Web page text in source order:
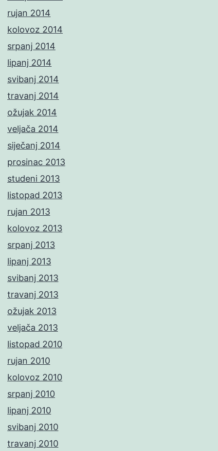
rujan 2014
kolovoz 2014
srpanj 2014
lipanj 2014
svibanj 2014
travanj 2014
ožujak 2014
veljača 2014
siječanj 2014
prosinac 2013
studeni 2013
listopad 2013
rujan 2013
kolovoz 2013
srpanj 2013
lipanj 2013
svibanj 2013
travanj 2013
ožujak 2013
veljača 2013
listopad 2010
rujan 2010
kolovoz 2010
srpanj 2010
lipanj 2010
svibanj 2010
travanj 2010